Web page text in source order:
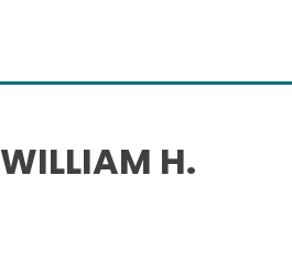
WILLIAM H.